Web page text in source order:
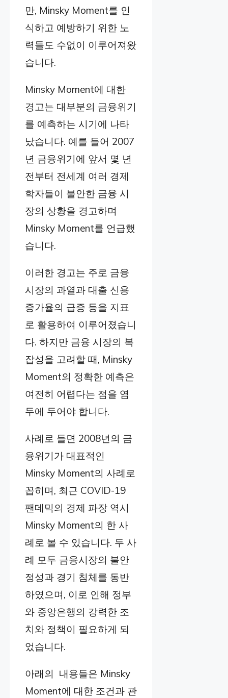
만, Minsky Moment를 인
식하고 예방하기 위한 노
력들도 수없이 이루어져왔
습니다.
Minsky Moment에 대한
경고는 대부분의 금융위기
를 예측하는 시기에 나타
났습니다. 예를 들어 2007
년 금융위기에 앞서 몇 년
전부터 전세계 여러 경제
학자들이 불안한 금융 시
장의 상황을 경고하며
Minsky Moment를 언급했
습니다.
이러한 경고는 주로 금융
시장의 과열과 대출 신용
증가율의 급증 등을 지표
로 활용하여 이루어졌습니
다. 하지만 금융 시장의 복
잡성을 고려할 때, Minsky
Moment의 정확한 예측은
여전히 어렵다는 점을 염
두에 두어야 합니다.
사례로 들면 2008년의 금
융위기가 대표적인
Minsky Moment의 사례로
꼽히며, 최근 COVID-19
팬데믹의 경제 파장 역시
Minsky Moment의 한 사
례로 볼 수 있습니다. 두 사
례 모두 금융시장의 불안
정성과 경기 침체를 동반
하였으며, 이로 인해 정부
와 중앙은행의 강력한 조
치와 정책이 필요하게 되
었습니다.
아래의 내용들은 Minsky
Moment에 대한 조건과 관